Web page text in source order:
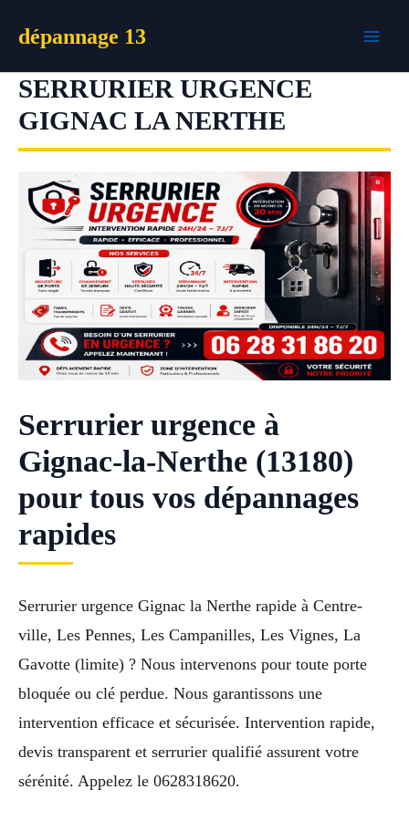
dépannage 13
SERRURIER URGENCE
GIGNAC LA NERTHE
Serrurier urgence à
Gignac-la-Nerthe (13180)
pour tous vos dépannages
rapides
Serrurier urgence Gignac la Nerthe rapide à Centre-
ville, Les Pennes, Les Campanilles, Les Vignes, La
Gavotte (limite) ? Nous intervenons pour toute porte
bloquée ou clé perdue. Nous garantissons une
intervention efficace et sécurisée. Intervention rapide,
devis transparent et serrurier qualifié assurent votre
sérénité. Appelez le 0628318620.